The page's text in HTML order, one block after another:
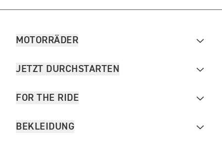
MOTORRÄDER
JETZT DURCHSTARTEN
FOR THE RIDE
BEKLEIDUNG